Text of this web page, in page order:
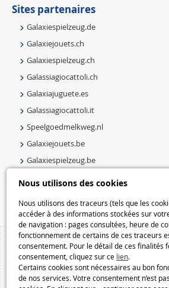
Nous utilisons des cookies
Nous utilisons des traceurs (tels que les
accéder à des informations stockées sur
de navigation : pages consultées, heure de
fonctionnement de certains de ces traceurs
consentement. Pour le détail de ces finalités
consentement, cliquez sur ce lien.
Certains cookies sont nécessaires au bon
de nos services. Votre consentement n’est
Sites partenaires
Galaxiespielzeug.de
Galaxiejouets.ch
Galaxiespielzeug.ch
Galassiagiocattoli.ch
Galaxiajuguete.es
Galassiagiocattoli.it
Speelgoedmelkweg.nl
Galaxiejouets.be
Galaxiespielzeug.be